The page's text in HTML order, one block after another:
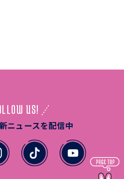
US!
ニュースを配信中